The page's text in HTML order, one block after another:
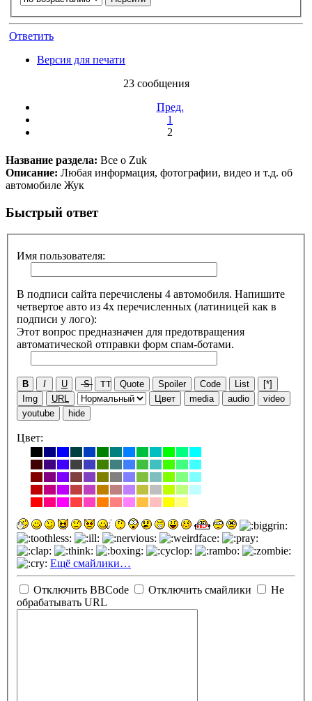
Ответить
Версия для печати
23 сообщения
Пред.
1
2
Название раздела: Все о Zuk
Описание: Любая информация, фотографии, видео и т.д. об
автомобиле Жук
Быстрый ответ
Имя пользователя:
В подписи сайта перечислены 4 автомобиля. Напишите
четвертое авто из 4х перечисленных (латиницей как в
подписи у лого):
Этот вопрос предназначен для предотвращения
автоматической отправки форм спам-ботами.
B I U S TT Quote Spoiler Code List
[*]
Img
URL Цвет media audio
video
youtube
hide
Цвет:
Ещё смайлики…
Отключить BBCode Отключить смайлики
Не
обрабатывать URL